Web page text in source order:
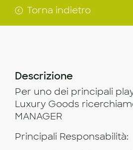
Torna indietro
Descrizione
Per uno dei principali
Luxury Goods
MANAGER
Principali Responsabilità: